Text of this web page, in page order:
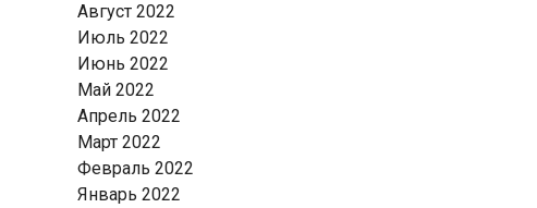
Август 2022
Июль 2022
Июнь 2022
Май 2022
Апрель 2022
Март 2022
Февраль 2022
Январь 2022